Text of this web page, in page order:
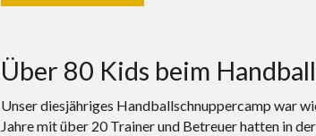
Über 80 Kids beim
Unser diesjähriges Handballschnuppercamp war
Jahre mit über 20 Trainer und Betreuer hatten in